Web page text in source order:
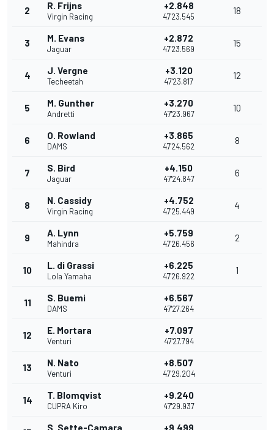
2 R. Frijns
Virgin Racing
+2.848
47'23.545
18
3 M. Evans
Jaguar
+2.872
47'23.569
15
4 J. Vergne
Techeetah
+3.120
47'23.817
12
5 M. Gunther
Andretti
+3.270
47'23.967
10
6 O. Rowland
DAMS
+3.865
47'24.562
8
7 S. Bird
Jaguar
+4.150
47'24.847
6
8 N. Cassidy
Virgin Racing
+4.752
47'25.449
4
9 A. Lynn
Mahindra
+5.759
47'26.456
2
10 L. di Grassi
Lola Yamaha
+6.225
47'26.922
1
11 S. Buemi
DAMS
+6.567
47'27.264
12 E. Mortara
Venturi
+7.097
47'27.794
13 N. Nato
Venturi
+8.507
47'29.204
14 T. Blomqvist
CUPRA Kiro
+9.240
47'29.937
S. Sette-Camara +9.499